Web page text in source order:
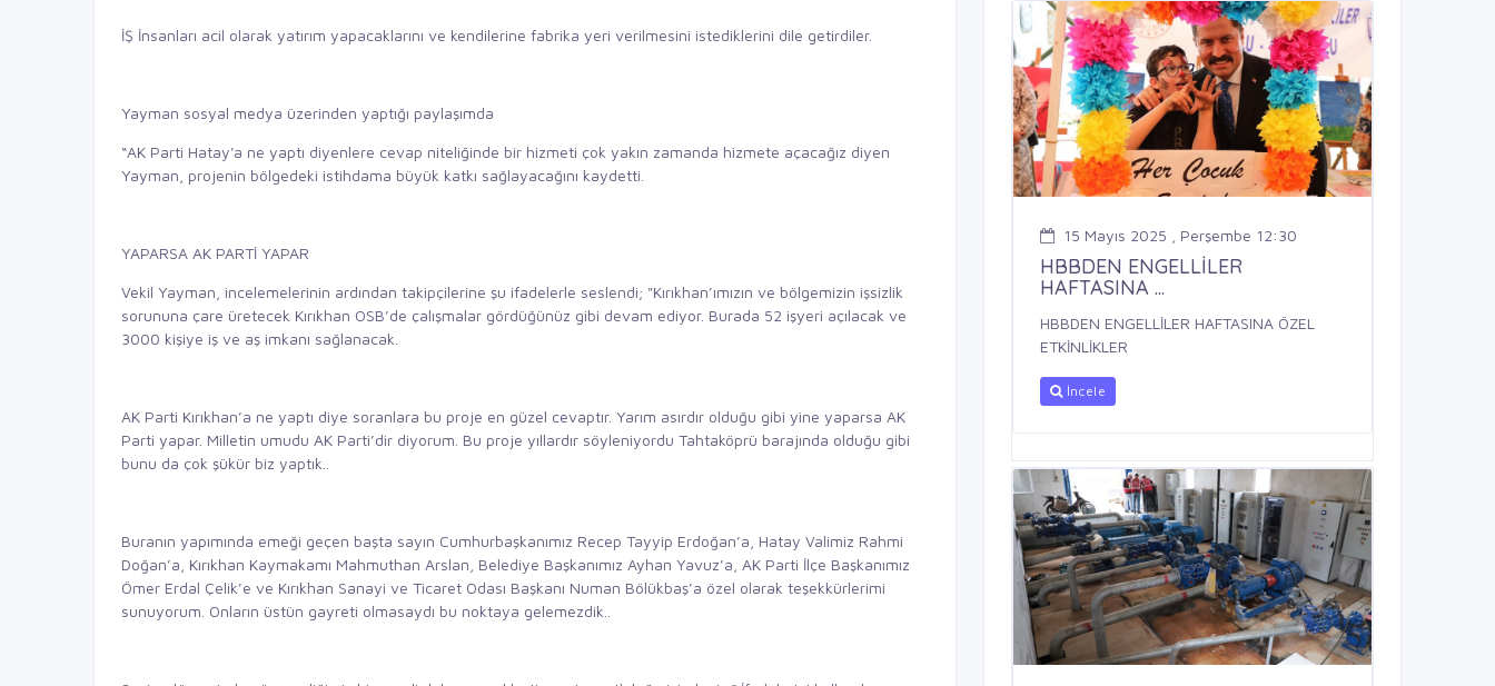
İŞ İnsanları acil olarak yatırım yapacaklarını ve kendilerine fabrika yeri verilmesini istediklerini dile getirdiler.
Yayman sosyal medya üzerinden yaptığı paylaşımda
“AK Parti Hatay'a ne yaptı diyenlere cevap niteliğinde bir hizmeti çok yakın zamanda hizmete açacağız diyen
Yayman, projenin bölgedeki istihdama büyük katkı sağlayacağını kaydetti.
YAPARSA AK PARTİ YAPAR
Vekil Yayman, incelemelerinin ardından takipçilerine şu ifadelerle seslendi; "Kırıkhan’ımızın ve bölgemizin işsizlik
sorununa çare üretecek Kırıkhan OSB’de çalışmalar gördüğünüz gibi devam ediyor. Burada 52 işyeri açılacak ve
3000 kişiye iş ve aş imkanı sağlanacak.
AK Parti Kırıkhan’a ne yaptı diye soranlara bu proje en güzel cevaptır. Yarım asırdır olduğu gibi yine yaparsa AK
Parti yapar. Milletin umudu AK Parti’dir diyorum. Bu proje yıllardır söyleniyordu Tahtaköprü barajında olduğu gibi
bunu da çok şükür biz yaptık..
Buranın yapımında emeği geçen başta sayın Cumhurbaşkanımız Recep Tayyip Erdoğan’a, Hatay Valimiz Rahmi
Doğan’a, Kırıkhan Kaymakamı Mahmuthan Arslan, Belediye Başkanımız Ayhan Yavuz’a, AK Parti İlçe Başkanımız
Ömer Erdal Çelik’e ve Kırıkhan Sanayi ve Ticaret Odası Başkanı Numan Bölükbaş’a özel olarak teşekkürlerimi
sunuyorum. Onların üstün gayreti olmasaydı bu noktaya gelemezdik..
15 Mayıs 2025 , Perşembe 12:30
HBBDEN ENGELLİLER
HAFTASINA ...
HBBDEN ENGELLİLER HAFTASINA ÖZEL
ETKİNLİKLER
İncele